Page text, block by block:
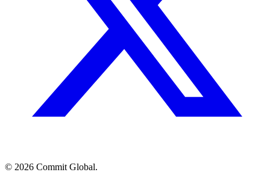
© 2026 Commit Global.